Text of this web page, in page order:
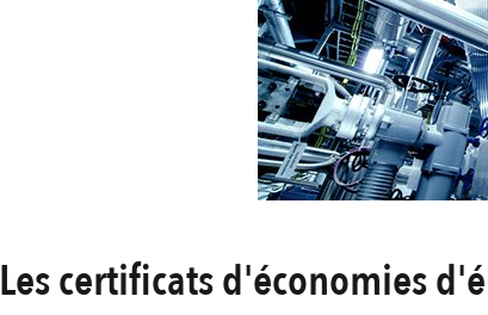
Les certificats d'économies